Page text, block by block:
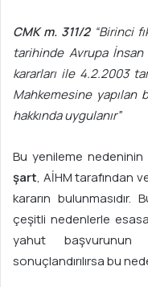
CMK m. 311/2 “Birinci
tarihinde Avrupa İnsan
kararları ile 4.2.2003
Mahkemesine yapılan
hakkında uygulanır”
Bu yenileme nedeninin
şart, AİHM tarafından
kararın bulunmasıdır.
çeşitli nedenlerle
yahut başvurunun
sonuçlandırılırsa bu